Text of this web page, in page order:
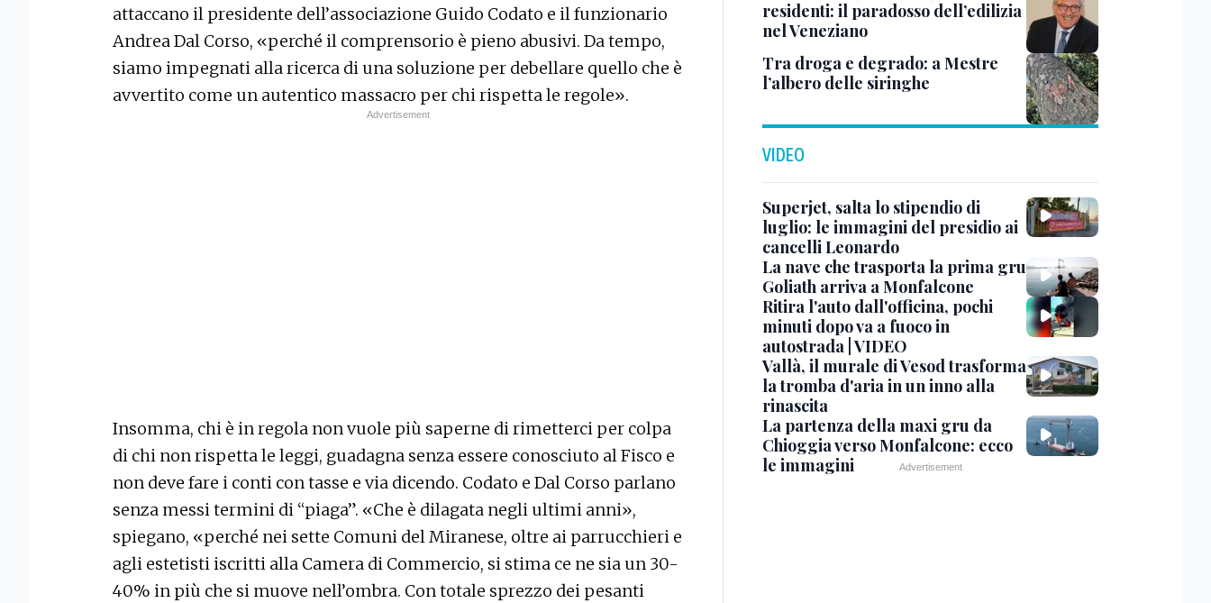
attaccano il presidente dell’associazione Guido Codato e il funzionario
Andrea Dal Corso, «perché il comprensorio è pieno abusivi. Da tempo,
siamo impegnati alla ricerca di una soluzione per debellare quello che è
avvertito come un autentico massacro per chi rispetta le regole».
Insomma, chi è in regola non vuole più saperne di rimetterci per colpa
di chi non rispetta le leggi, guadagna senza essere conosciuto al Fisco e
non deve fare i conti con tasse e via dicendo. Codato e Dal Corso parlano
senza messi termini di “piaga”. «Che è dilagata negli ultimi anni»,
spiegano, «perché nei sette Comuni del Miranese, oltre ai parrucchieri e
agli estetisti iscritti alla Camera di Commercio, si stima ce ne sia un 30-
40% in più che si muove nell’ombra. Con totale sprezzo dei pesanti
residenti: il paradosso dell’edilizia
nel Veneziano
Tra droga e degrado: a Mestre
l’albero delle siringhe
VIDEO
Superjet, salta lo stipendio di
luglio: le immagini del presidio ai
cancelli Leonardo
La nave che trasporta la prima gru
Goliath arriva a Monfalcone
Ritira l'auto dall'officina, pochi
minuti dopo va a fuoco in
autostrada | VIDEO
Vallà, il murale di Vesod trasforma
la tromba d'aria in un inno alla
rinascita
La partenza della maxi gru da
Chioggia verso Monfalcone: ecco
le immagini